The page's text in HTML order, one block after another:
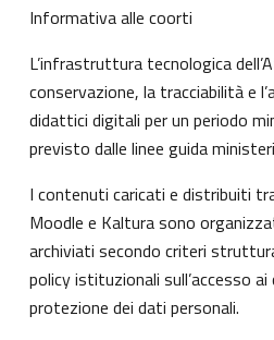
Informativa alle coorti
L’infrastruttura tecnologica
conservazione, la tracciabilità e
didattici digitali per un periodo
previsto dalle linee guida
I contenuti caricati e distribuiti
Moodle e Kaltura sono
archiviati secondo criteri
policy istituzionali sull’accesso
protezione dei dati personali.